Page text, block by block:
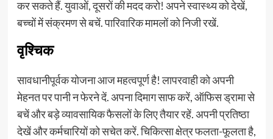
कर सकते हैं. युवाओं, दूसरों की मदद करो! अपने स्वास्थ्य को देखें,
बच्चों में संक्रमण से बचें. पारिवारिक मामलों को निजी रखें.
वृश्चिक
सावधानीपूर्वक योजना आज महत्वपूर्ण है! लापरवाही को अपनी
मेहनत पर पानी न फेरने दें. अपना दिमाग साफ करें, ऑफिस ड्रामा से
बचें और बड़े व्यावसायिक फैसलों के लिए तैयार रहें. अपनी प्रतिष्ठा
देखें और कर्मचारियों को सचेत करें. चिकित्सा क्षेत्र फलता-फूलता है,